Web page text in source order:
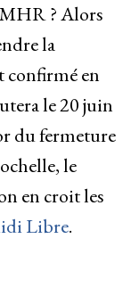
? Alors
la
confirmé en
le 20 juin
du fermeture
le
en croit les
Libre.